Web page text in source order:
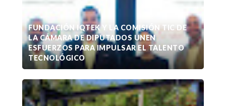
FUNDACIÓN IQTEK Y LA COMISIÓN TIC DE
LA CÁMARA DE DIPUTADOS UNEN
ESFUERZOS PARA IMPULSAR EL TALENTO
TECNOLÓGICO